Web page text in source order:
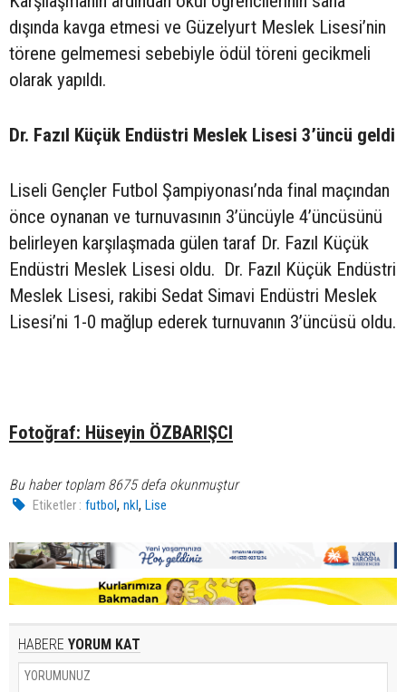
dışında kavga etmesi ve Güzelyurt Meslek Lisesi’nin
törene gelmemesi sebebiyle ödül töreni gecikmeli
olarak yapıldı.
Dr. Fazıl Küçük Endüstri Meslek Lisesi 3’üncü geldi
Liseli Gençler Futbol Şampiyonası’nda final maçından
önce oynanan ve turnuvasının 3’üncüyle 4’üncüsünü
belirleyen karşılaşmada gülen taraf Dr. Fazıl Küçük
Endüstri Meslek Lisesi oldu. Dr. Fazıl Küçük Endüstri
Meslek Lisesi, rakibi Sedat Simavi Endüstri Meslek
Lisesi’ni 1-0 mağlup ederek turnuvanın 3’üncüsü oldu.
Fotoğraf: Hüseyin ÖZBARIŞCI
Bu haber toplam 8675 defa okunmuştur
Etiketler : futbol,nkl,Lise
HABERE YORUM KAT